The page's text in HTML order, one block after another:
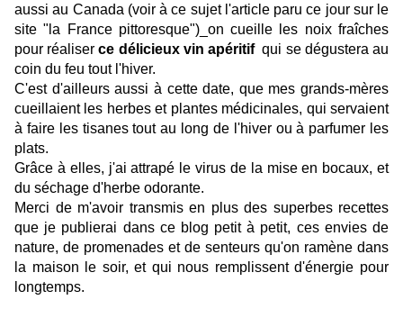
aussi au Canada (voir à ce sujet l'article paru ce jour sur le
site "la France pittoresque")_on cueille les noix fraîches
pour réaliserce délicieux vin apéritif qui se dégustera au
coin du feu tout l'hiver.
C'est d'ailleurs aussi à cette date, que mes grands-mères
cueillaient les herbes et plantes médicinales, qui servaient
à faire les tisanes tout au long de l'hiver ou à parfumer les
plats.
Grâce à elles, j'ai attrapé le virus de la mise en bocaux, et
du séchage d'herbe odorante.
Merci de m'avoir transmis en plus des superbes recettes
que je publierai dans ce blog petit à petit, ces envies de
nature, de promenades et de senteurs qu'on ramène dans
la maison le soir, et qui nous remplissent d'énergie pour
longtemps.